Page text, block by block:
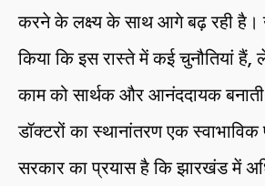
करने के लक्ष्य के साथ आगे बढ़ रही है।
किया कि इस रास्ते में कई चुनौतियां हैं,
काम को सार्थक और आनंददायक
डॉक्टरों का स्थानांतरण एक
सरकार का प्रयास है कि झारखंड में